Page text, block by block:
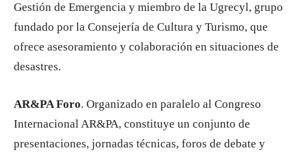
Gestión de Emergencia y miembro de la Ugrecyl, grupo
fundado por la Consejería de Cultura y Turismo, que
ofrece asesoramiento y colaboración en situaciones de
desastres.
AR&PA Foro. Organizado en paralelo al Congreso
Internacional AR&PA, constituye un conjunto de
presentaciones, jornadas técnicas, foros de debate y